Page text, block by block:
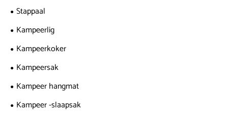
Stappaal
Kampeerlig
Kampeerkoker
Kampeersak
Kampeer hangmat
Kampeer -slaapsak